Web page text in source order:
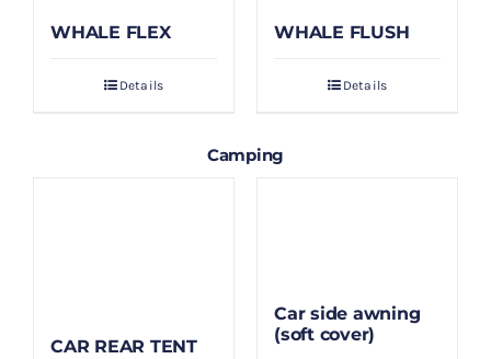
WHALE FLEX
Details
WHALE FLUSH
Details
Camping
CAR REAR TENT
Car side awning
(soft cover)